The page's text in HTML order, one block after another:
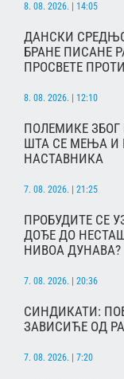
8. 08. 2026. | 14:05
ДАНСКИ
БРАНЕ ПИСАНЕ
ПРОСВЕТЕ
8. 08. 2026. | 12:10
ПОЛЕМИКЕ
ШТА СЕ МЕЊА И
НАСТАВНИКА
7. 08. 2026. | 21:25
ПРОБУДИТЕ СЕ
ДОЂЕ ДО
НИВОА ДУНАВА?
7. 08. 2026. | 20:36
СИНДИКАТИ:
ЗАВИСИЋЕ ОД
7. 08. 2026. | 7:20